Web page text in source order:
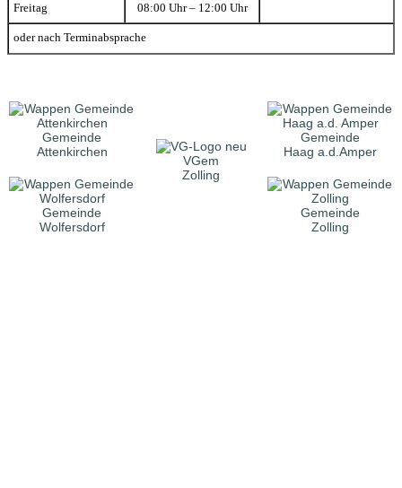
Freitag 08:00 Uhr – 12:00 Uhr
oder nach Terminabsprache
Gemeinde
Attenkirchen
VGem
Zolling
Gemeinde
Haag a.d.Amper
Gemeinde
Wolfersdorf
Gemeinde
Zolling